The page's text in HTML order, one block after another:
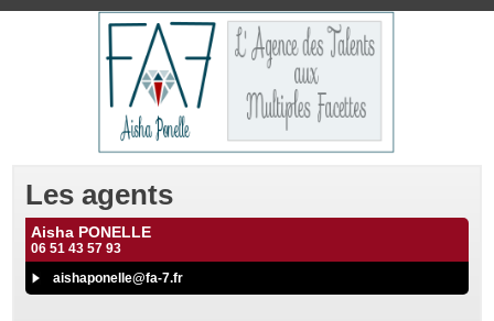
Les agents
Aisha PONELLE
06 51 43 57 93
aishaponelle@fa-7.fr